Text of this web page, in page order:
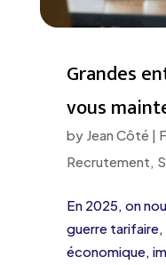
Grandes
vous
by Jean Côté |
Recrutement,
En 2025, on
guerre
économique,